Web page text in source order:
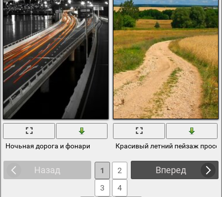
Ночьная дорога и фонари Красивый летний пейзаж
Назад Вперед
1
2
3
4